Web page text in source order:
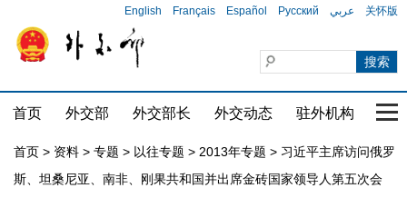
English Français Español Русский عربي 关怀版
首页 外交部 外交部长 外交动态 驻外机构 国
首页 > 资料 > 专题 > 以往专题 > 2013年专题 > 习近平主席访问俄罗
斯、坦桑尼亚、南非、刚果共和国并出席金砖国家领导人第五次会